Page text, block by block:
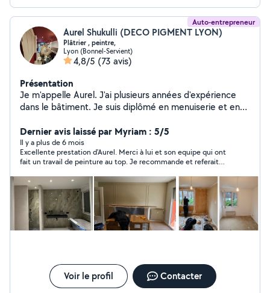
Auto-entrepreneur
Aurel Shukulli (DECO PIGMENT LYON)
Plâtrier , peintre,
Lyon (Bonnel-Servient)
4,8/5 (73 avis)
Présentation
Je m'appelle Aurel. J'ai plusieurs années d'expérience
dans le bâtiment. Je suis diplômé en menuiserie et en
s'étend à une gamme variée de travaux de bricolage,
incluant le ponçage des murs, la peinture, le ratissage et
la bande à joint. Je reste à votre disposition. N'hésitez
pas à me contacter! Je me déplace gratuitement pour
voir les travaux et faire le devis Au plaisir de travailler
avec vous Bien cordialement Aurel
Dernier avis laissé par Myriam : 5/5
Il y a plus de 6 mois
Excellente prestation d'Aurel. Merci à lui et son equipe qui ont
fait un travail de peinture au top. Je recommande et referait
Voir le profil Contacter